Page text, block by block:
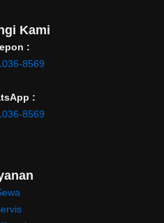
Kami
:
8569
:
8569